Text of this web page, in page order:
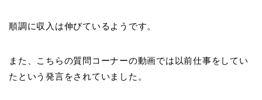
順調に収入は伸びているようです。
また、こちらの質問コーナーの動画では以前仕事をしてい
たという発言をされていました。